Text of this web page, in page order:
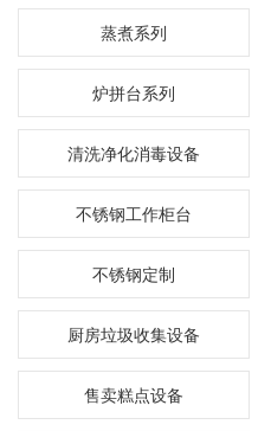
蒸煮系列
炉拼台系列
清洗净化消毒设备
不锈钢工作柜台
不锈钢定制
厨房垃圾收集设备
售卖糕点设备